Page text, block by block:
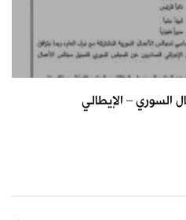
السوري – الإيطالي